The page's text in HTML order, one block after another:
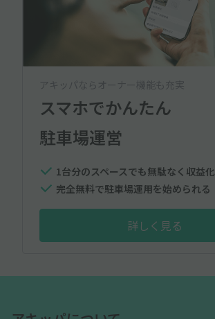
アキッパならオーナー機能も充実
スマホでかんたん
駐車場運営
1台分のスペースでも無駄なく収益化
完全無料で駐車場運用を始められる
詳しく見る